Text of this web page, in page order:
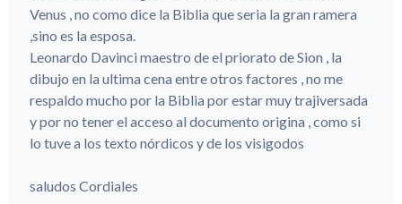
Venus , no como dice la Biblia que seria la gran ramera
,sino es la esposa.
Leonardo Davinci maestro de el priorato de Sion , la
dibujo en la ultima cena entre otros factores , no me
respaldo mucho por la Biblia por estar muy trajiversada
y por no tener el acceso al documento origina , como si
lo tuve a los texto nórdicos y de los visigodos
saludos Cordiales